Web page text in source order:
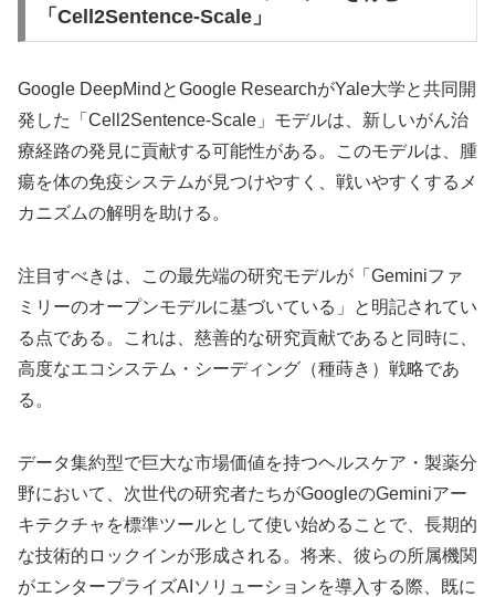
「Cell2Sentence-Scale」
Google DeepMindとGoogle ResearchがYale大学と共同開
発した「Cell2Sentence-Scale」モデルは、新しいがん治
療経路の発見に貢献する可能性がある。このモデルは、腫
瘍を体の免疫システムが見つけやすく、戦いやすくするメ
カニズムの解明を助ける。
注目すべきは、この最先端の研究モデルが「Geminiファ
ミリーのオープンモデルに基づいている」と明記されてい
る点である。これは、慈善的な研究貢献であると同時に、
高度なエコシステム・シーディング（種蒔き）戦略であ
る。
データ集約型で巨大な市場価値を持つヘルスケア・製薬分
野において、次世代の研究者たちがGoogleのGeminiアー
キテクチャを標準ツールとして使い始めることで、長期的
な技術的ロックインが形成される。将来、彼らの所属機関
がエンタープライズAIソリューションを導入する際、既に